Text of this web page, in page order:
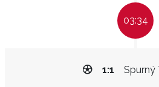
03:34
Spurný
1:1